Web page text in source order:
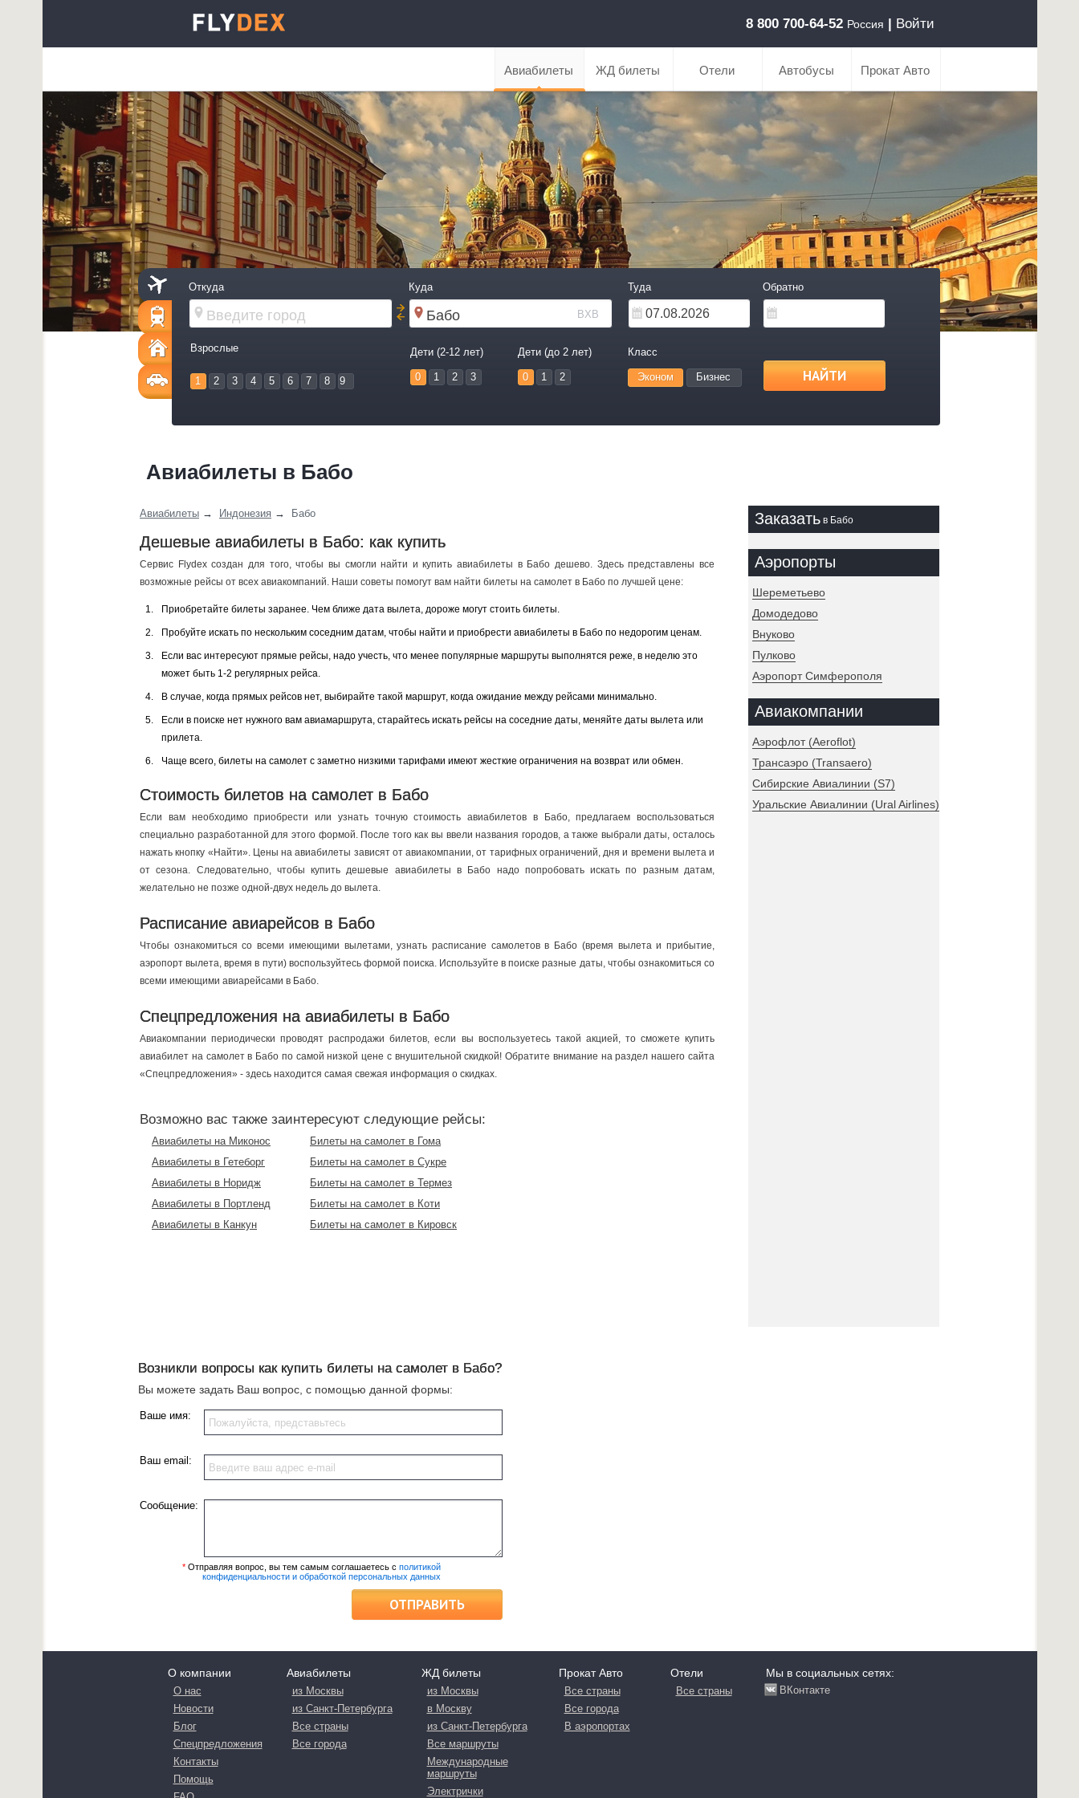
8 800 700-64-52 Россия | Войти
Авиабилеты ЖД билеты Отели Автобусы Прокат Авто
Откуда Куда Туда Обратно
BXB
Взрослые
1 2 3 4 5 6 7 8 9
Дети (2-12 лет) Дети (до 2 лет)
0 1 2 3 0 1 2
Класс
Эконом Бизнес НАЙТИ
Авиабилеты в Бабо
Авиабилеты → Индонезия → Бабо
Дешевые авиабилеты в Бабо: как купить
Сервис Flydex создан для того, чтобы вы смогли найти и купить авиабилеты в Бабо дешево. Здесь представлены все
возможные рейсы от всех авиакомпаний. Наши советы помогут вам найти билеты на самолет в Бабо по лучшей цене:
Приобретайте билеты заранее. Чем ближе дата вылета, дороже могут стоить билеты.
Пробуйте искать по нескольким соседним датам, чтобы найти и приобрести авиабилеты в Бабо по недорогим ценам.
Если вас интересуют прямые рейсы, надо учесть, что менее популярные маршруты выполнятся реже, в неделю это
может быть 1-2 регулярных рейса.
В случае, когда прямых рейсов нет, выбирайте такой маршрут, когда ожидание между рейсами минимально.
Если в поиске нет нужного вам авиамаршрута, старайтесь искать рейсы на соседние даты, меняйте даты вылета или
прилета.
Чаще всего, билеты на самолет с заметно низкими тарифами имеют жесткие ограничения на возврат или обмен.
Стоимость билетов на самолет в Бабо
Если вам необходимо приобрести или узнать точную стоимость авиабилетов в Бабо, предлагаем воспользоваться
специально разработанной для этого формой. После того как вы ввели названия городов, а также выбрали даты, осталось
нажать кнопку «Найти». Цены на авиабилеты зависят от авиакомпании, от тарифных ограничений, дня и времени вылета и
от сезона. Следовательно, чтобы купить дешевые авиабилеты в Бабо надо попробовать искать по разным датам,
желательно не позже одной-двух недель до вылета.
Расписание авиарейсов в Бабо
Чтобы ознакомиться со всеми имеющими вылетами, узнать расписание самолетов в Бабо (время вылета и прибытие,
аэропорт вылета, время в пути) воспользуйтесь формой поиска. Используйте в поиске разные даты, чтобы ознакомиться со
всеми имеющими авиарейсами в Бабо.
Спецпредложения на авиабилеты в Бабо
Авиакомпании периодически проводят распродажи билетов, если вы воспользуетесь такой акцией, то сможете купить
авиабилет на самолет в Бабо по самой низкой цене с внушительной скидкой! Обратите внимание на раздел нашего сайта
«Спецпредложения» - здесь находится самая свежая информация о скидках.
Возможно вас также заинтересуют следующие рейсы:
Авиабилеты на Миконос
Авиабилеты в Гетеборг
Авиабилеты в Норидж
Авиабилеты в Портленд
Авиабилеты в Канкун
Билеты на самолет в Гома
Билеты на самолет в Сукре
Билеты на самолет в Термез
Билеты на самолет в Коти
Билеты на самолет в Кировск
Заказать в Бабо
Аэропорты
Шереметьево
Домодедово
Внуково
Пулково
Аэропорт Симферополя
Авиакомпании
Аэрофлот (Aeroflot)
Трансаэро (Transaero)
Сибирские Авиалинии (S7)
Уральские Авиалинии (Ural Airlines)
Возникли вопросы как купить билеты на самолет в Бабо?
Вы можете задать Ваш вопрос, с помощью данной формы:
Ваше имя:
Ваш email:
Сообщение:
* Отправляя вопрос, вы тем самым соглашаетесь с политикой
конфиденциальности и обработкой персональных данных
ОТПРАВИТЬ
О компании
О нас
Новости
Блог
Спецпредложения
Контакты
Помощь
Авиабилеты
из Москвы
из Санкт-Петербурга
Все страны
Все города
ЖД билеты
из Москвы
в Москву
из Санкт-Петербурга
Все маршруты
Международные
маршруты
Электрички
Прокат Авто
Все страны
Все города
В аэропортах
Отели
Все страны
Мы в социальных сетях:
ВКонтакте